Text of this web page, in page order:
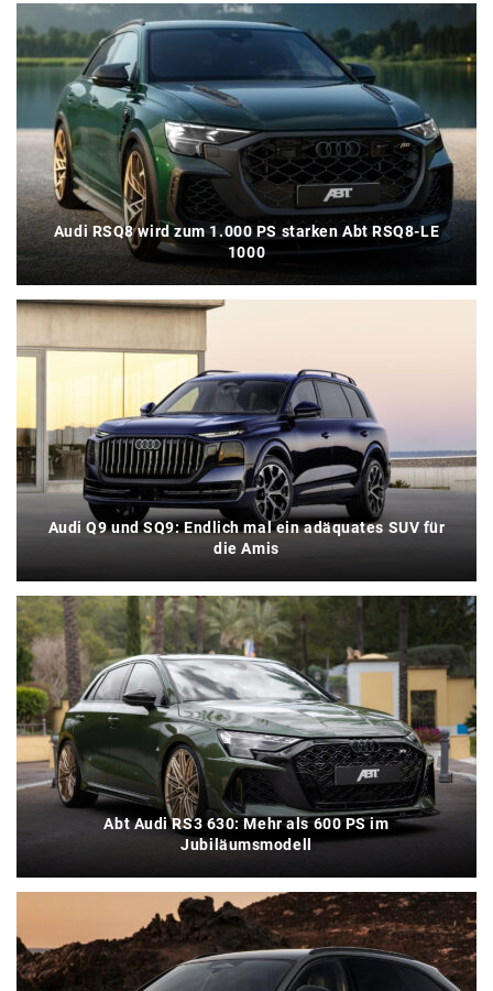
Audi RSQ8 wird zum 1.000 PS starken Abt RSQ8-LE
1000
Audi Q9 und SQ9: Endlich mal ein adäquates SUV für
die Amis
Abt Audi RS3 630: Mehr als 600 PS im
Jubiläumsmodell